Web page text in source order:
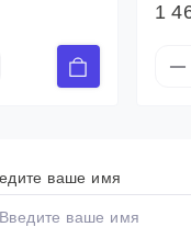
1
ваше имя